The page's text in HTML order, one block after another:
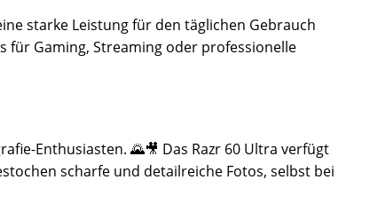
starke Leistung für den täglichen Gebrauch
für Gaming, Streaming oder professionelle
Enthusiasten. 🌄🎥 Das Razr 60 Ultra verfügt
scharfe und detailreiche Fotos, selbst bei